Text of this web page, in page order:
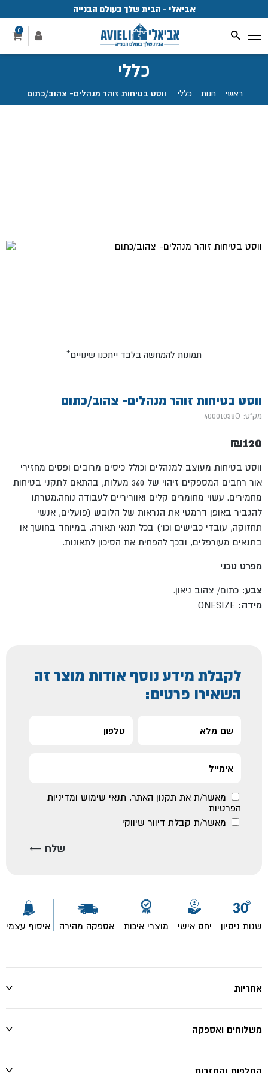
אביאלי - הבית שלך בעולם הבנייה
0
כללי
ראשי חנות כללי ווסט בטיחות זוהר מנהלים- צהוב/כתום
ווסט בטיחות זוהר מנהלים- צהוב/כתום
מק"ט: 40001038O
₪120
ווסט בטיחות מעוצב למנהלים וכולל כיסים מרובים ופסים מחזירי
אור רחבים המספקים זיהוי של 360 מעלות, בהתאם לתקני בטיחות
מחמירים. עשוי מחומרים קלים ואווריריים לעבודה נוחה.מטרתו
להגביר באופן דרמטי את הנראות של הלובש (פועלים, אנשי
תחזוקה, עובדי כבישים וכו') בכל תנאי תאורה, במיוחד בחושך או
בתנאים מעורפלים, ובכך להפחית את הסיכון לתאונות.
מפרט טכני
צבע: כתום/ צהוב ניאון.
מידה:
לקבלת מידע נוסף אודות מוצר זה
השאירו פרטים:
מאשר/ת את תקנון האתר, תנאי שימוש ומדיניות
הפרטיות
מאשר/ת קבלת דיוור שיווקי
שנות ניסיון יחס אישי מוצרי איכות אספקה מהירה איסוף עצמי
אחריות
משלוחים ואספקה
החלפות והחזרות
*תמונות להמחשה בלבד ייתכנו שינויים